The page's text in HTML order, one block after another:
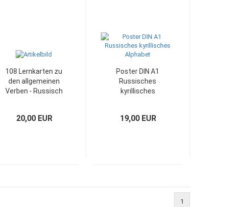
108 Lernkarten zu
den allgemeinen
Verben - Russisch
20,00 EUR
Poster DIN A1
Russisches
kyrillisches
19,00 EUR
1